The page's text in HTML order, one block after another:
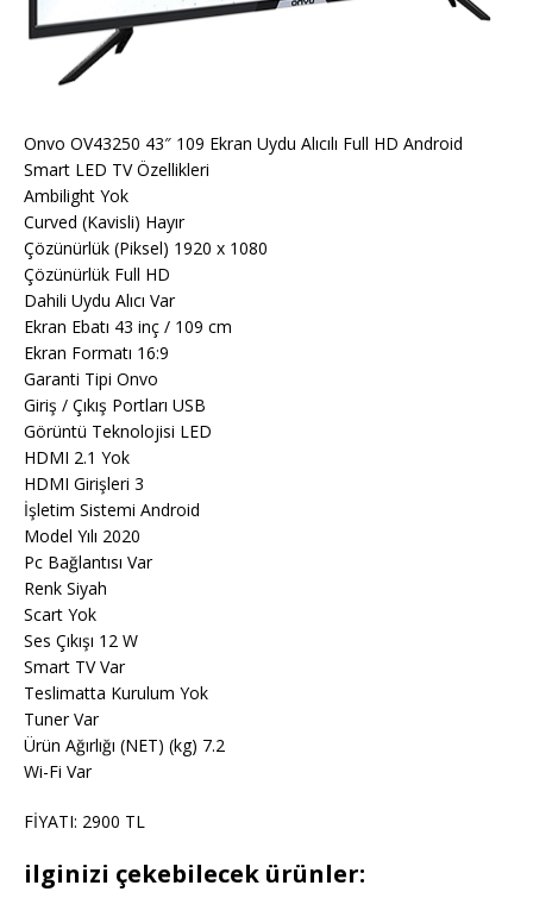
Onvo OV43250 43″ 109 Ekran Uydu Alıcılı Full HD Android
Smart LED TV Özellikleri
Ambilight Yok
Curved (Kavisli) Hayır
Çözünürlük (Piksel) 1920 x 1080
Çözünürlük Full HD
Dahili Uydu Alıcı Var
Ekran Ebatı 43 inç / 109 cm
Ekran Formatı 16:9
Garanti Tipi Onvo
Giriş / Çıkış Portları USB
Görüntü Teknolojisi LED
HDMI 2.1 Yok
HDMI Girişleri 3
İşletim Sistemi Android
Model Yılı 2020
Pc Bağlantısı Var
Renk Siyah
Scart Yok
Ses Çıkışı 12 W
Smart TV Var
Teslimatta Kurulum Yok
Tuner Var
Ürün Ağırlığı (NET) (kg) 7.2
Wi-Fi Var
FİYATI: 2900 TL
ilginizi çekebilecek ürünler: